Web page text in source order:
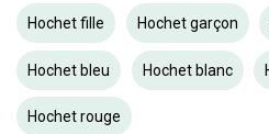
Hochet fille Hochet garçon
Hochet bleu Hochet blanc
Hochet rouge